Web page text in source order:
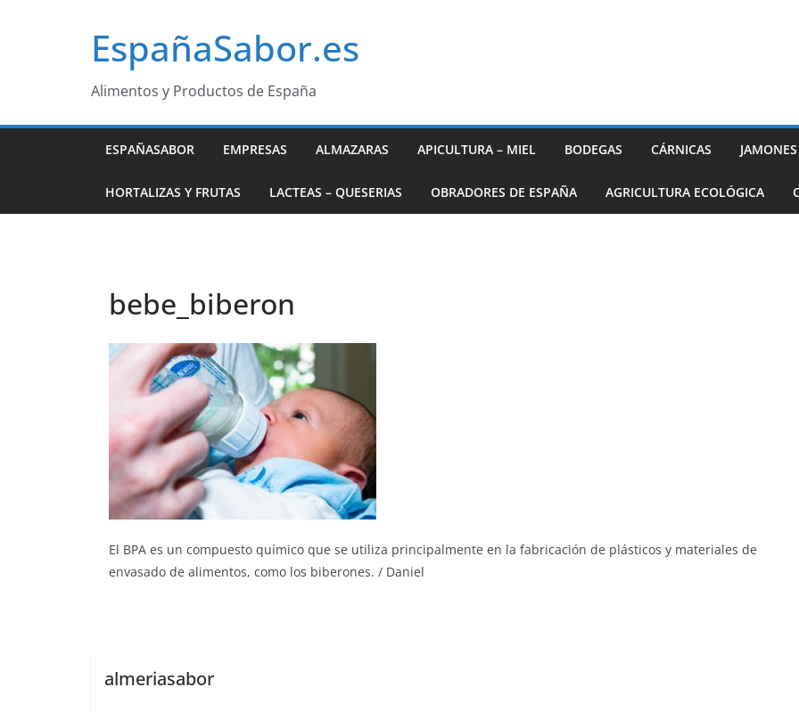
EspañaSabor.es
Alimentos y Productos de España
ESPAÑASABOR EMPRESAS ALMAZARAS APICULTURA – MIEL BODEGAS CÁRNICAS
HORTALIZAS Y FRUTAS LACTEAS – QUESERIAS OBRADORES DE ESPAÑA AGRICULTURA ECOLÓGICA
bebe_biberon
El BPA es un compuesto químico que se utiliza principalmente en la fabricación de plásticos y materiales de
envasado de alimentos, como los biberones. / Daniel
almeriasabor